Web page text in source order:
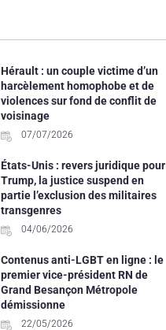
Hérault : un couple victime d’un
harcèlement homophobe et de
violences sur fond de conflit de
voisinage
07/07/2026
États-Unis : revers juridique pour
Trump, la justice suspend en
partie l’exclusion des militaires
transgenres
04/06/2026
Contenus anti-LGBT en ligne : le
premier vice-président RN de
Grand Besançon Métropole
démissionne
22/05/2026